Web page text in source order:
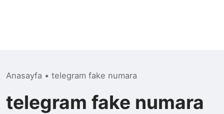
Anasayfa • telegram fake numara
telegram fake numara